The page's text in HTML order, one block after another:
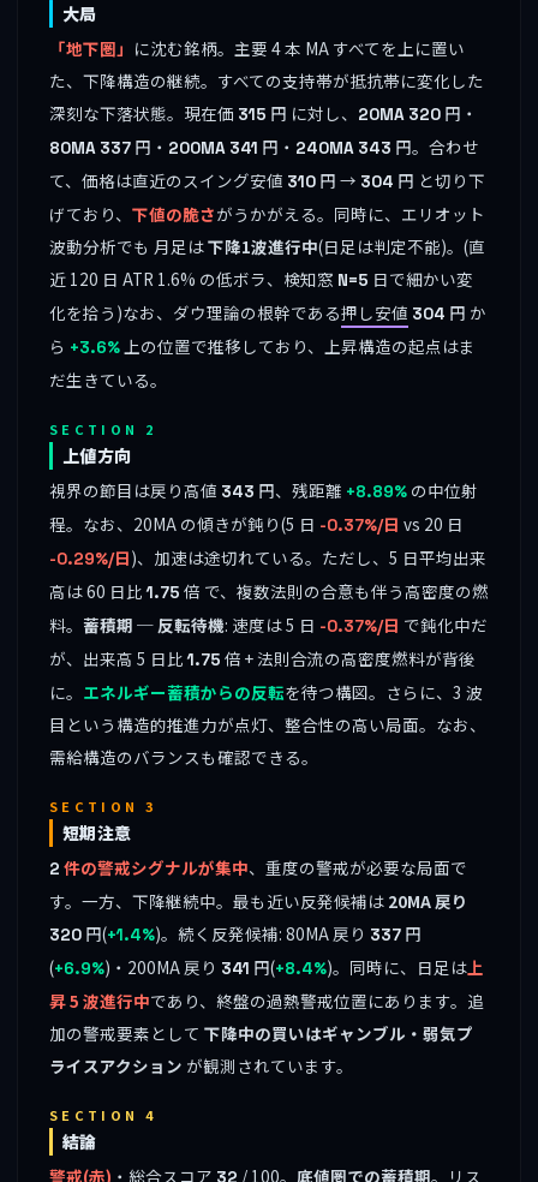
大局
「地下圏」 に沈む銘柄。主要 4 本 MA すべてを上に置い
た、下降構造の継続。すべての支持帯が抵抗帯に変化した
深刻な下落状態。現在価 315 円 に対し、 20MA 320 円・
80MA 337 円・ 200MA 341 円・ 240MA 343 円。合わせ
て、価格は直近のスイング安値 310 円 → 304 円 と切り下
げており、 下値の脆さがうかがえる。同時に、エリオット
波動分析でも 月足は下降1波進行中(日足は判定不能)。(直
近 120 日 ATR 1.6% の低ボラ、検知窓 N=5 日で細かい変
化を拾う)なお、ダウ理論の根幹である押し安値 304 円 か
ら +3.6%上の位置で推移しており、上昇構造の起点はま
だ生きている。
SECTION 2
上値方向
視界の節目は戻り高値 343 円、残距離 +8.89% の中位射
程。なお、20MA の傾きが鈍り(5 日 -0.37%/日 vs 20 日
-0.29%/日)、加速は途切れている。ただし、5 日平均出来
高は 60 日比1.75 倍 で、複数法則の合意も伴う高密度の燃
料。 蓄積期 ─ 反転待機: 速度は 5 日 -0.37%/日 で鈍化中だ
が、出来高 5 日比1.75 倍 + 法則合流の高密度燃料が背後
に。 エネルギー蓄積からの反転を待つ構図。さらに、3 波
目という構造的推進力が点灯、整合性の高い局面。なお、
需給構造のバランスも確認できる。
SECTION 3
短期注意
2 件の警戒シグナルが集中、重度の警戒が必要な局面で
す。一方、下降継続中。最も近い反発候補は 20MA 戻り
320 円(+1.4%)。続く反発候補: 80MA 戻り 337 円
(+6.9%)・200MA 戻り 341 円(+8.4%)。同時に、日足は上
昇 5 波進行中であり、終盤の過熱警戒位置にあります。追
加の警戒要素として 下降中の買いはギャンブル・弱気プ
ライスアクション が観測されています。
SECTION 4
結論
警戒(赤) ・総合スコア 32 / 100。 底値圏での蓄積期。リス